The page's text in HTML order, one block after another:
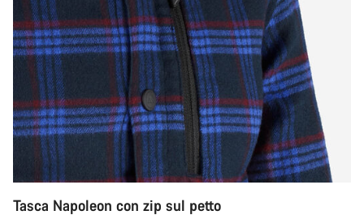
Tasca Napoleon con zip sul petto